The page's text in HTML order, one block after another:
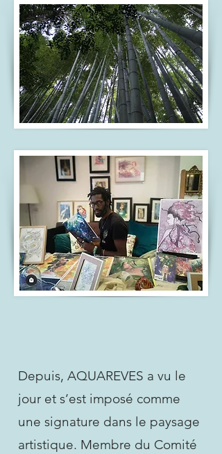
l’aquarelle, faire de l’art un
langage universel.
Depuis, AQUAREVES a vu le
jour et s’est imposé comme
une signature dans le paysage
artistique. Membre du Comité